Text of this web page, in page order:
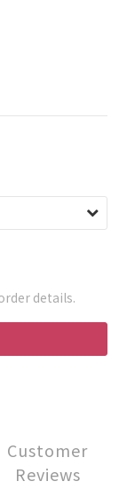
details.
Customer
Reviews